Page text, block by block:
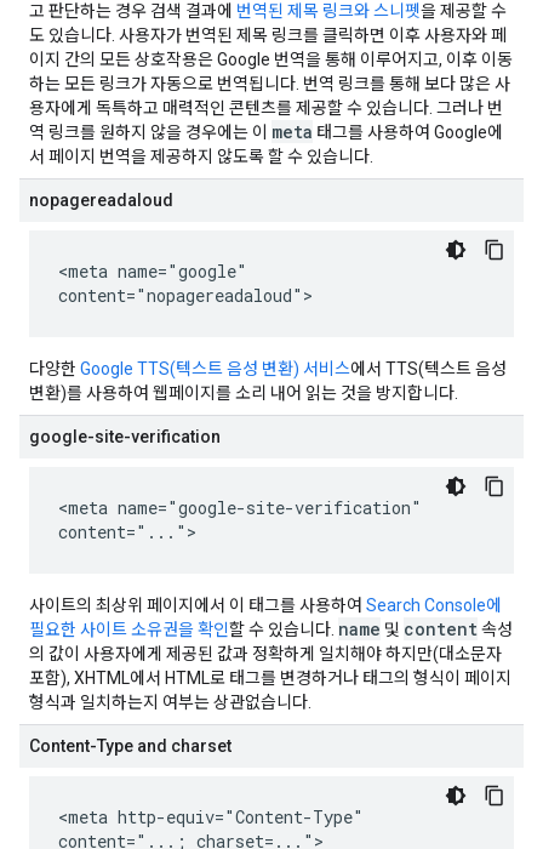
고 판단하는 경우 검색 결과에 번역된 제목 링크와 스니펫을 제공할 수
도 있습니다. 사용자가 번역된 제목 링크를 클릭하면 이후 사용자와 페
이지 간의 모든 상호작용은 Google 번역을 통해 이루어지고, 이후 이동
하는 모든 링크가 자동으로 번역됩니다. 번역 링크를 통해 보다 많은 사
용자에게 독특하고 매력적인 콘텐츠를 제공할 수 있습니다. 그러나 번
역 링크를 원하지 않을 경우에는 이 meta 태그를 사용하여 Google에
서 페이지 번역을 제공하지 않도록 할 수 있습니다.
nopagereadaloud
<meta name="google"
content="nopagereadaloud">
다양한 Google TTS(텍스트 음성 변환) 서비스에서 TTS(텍스트 음성
변환)를 사용하여 웹페이지를 소리 내어 읽는 것을 방지합니다.
google-site-verification
<meta name="google-site-verification"
content="...">
사이트의 최상위 페이지에서 이 태그를 사용하여 Search Console에
필요한 사이트 소유권을 확인할 수 있습니다. name 및 content속성
의 값이 사용자에게 제공된 값과 정확하게 일치해야 하지만(대소문자
포함), XHTML에서 HTML로 태그를 변경하거나 태그의 형식이 페이지
형식과 일치하는지 여부는 상관없습니다.
Content-Type and charset
<meta http-equiv="Content-Type"
content="...; charset=...">